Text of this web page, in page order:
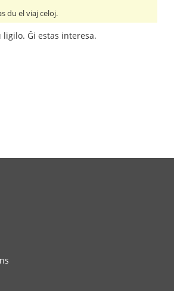
du el viaj celoj.
Ĝi estas interesa.